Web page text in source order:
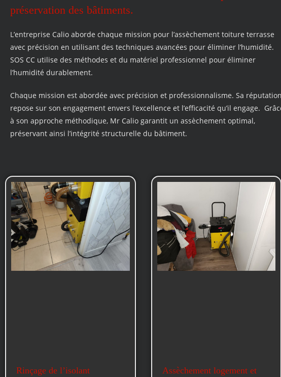
préservation des bâtiments.
L’entreprise Calio aborde chaque mission pour l’assèchement toiture terrasse
avec précision en utilisant des techniques avancées pour éliminer l’humidité.
SOS CC utilise des méthodes et du matériel professionnel pour éliminer
l’humidité durablement.
Chaque mission est abordée avec précision et professionnalisme. Sa réputation
repose sur son engagement envers l’excellence et l’efficacité qu’il engage.
à son approche méthodique, Mr Calio garantit un assèchement optimal,
préservant ainsi l’intégrité structurelle du bâtiment.
Rinçage de l’isolant
Assèchement logement et